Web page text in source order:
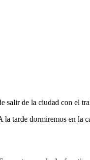
salir de la ciudad con el
tarde dormiremos en la